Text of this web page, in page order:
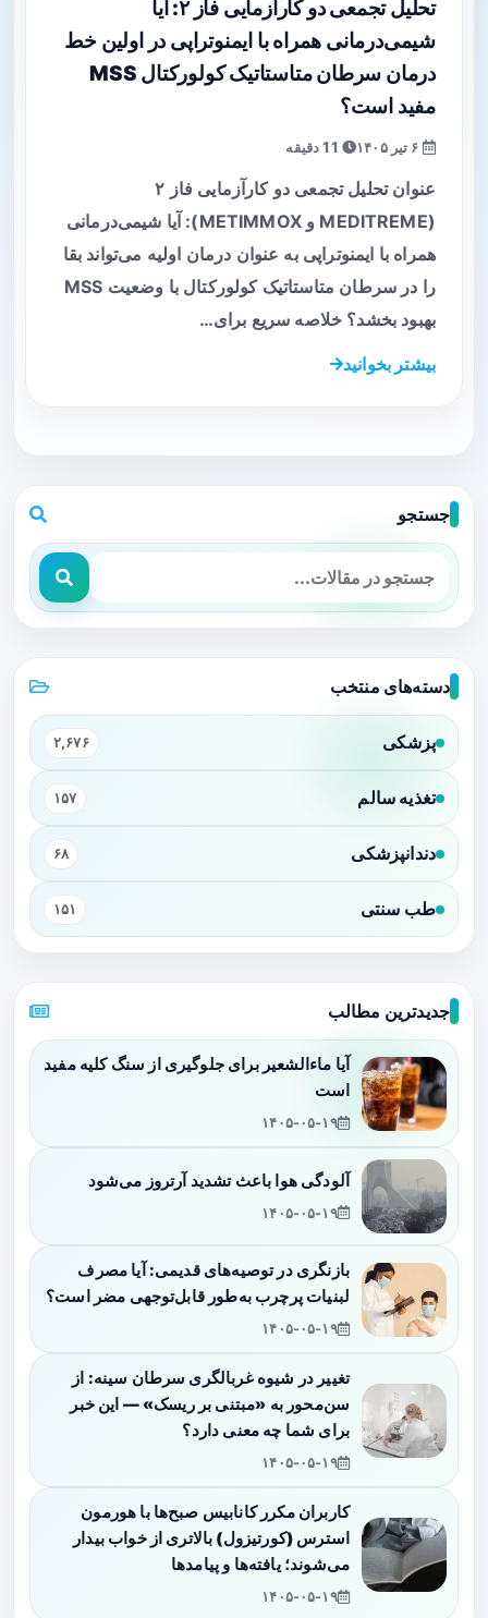
تحلیل تجمعی دو کارآزمایی فاز ۲: آیا
شیمی‌درمانی همراه با ایمنوتراپی در اولین خط
درمان سرطان متاستاتیک کولورکتال MSS
مفید است؟
عنوان تحلیل تجمعی دو کارآزمایی فاز ۲
(MEDITREME و METIMMOX): آیا شیمی‌درمانی
همراه با ایمنوتراپی به عنوان درمان اولیه می‌تواند بقا
را در سرطان متاستاتیک کولورکتال با وضعیت MSS
بهبود بخشد؟ خلاصه سریع برای…
بیشتر بخوانید
جستجو
دسته‌های منتخب
پزشکی ۲,۶۷۶
تغذیه سالم ۱۵۷
دندانپزشکی ۶۸
طب سنتی ۱۵۱
جدیدترین مطالب
آیا ماءالشعیر برای جلوگیری از سنگ کلیه مفید
است
۱۴۰۵-۰۵-۱۹
آلودگی هوا باعث تشدید آرتروز می‌شود
۱۴۰۵-۰۵-۱۹
بازنگری در توصیه‌های قدیمی: آیا مصرف
لبنیات پرچرب به‌طور قابل‌توجهی مضر است؟
۱۴۰۵-۰۵-۱۹
تغییر در شیوه غربالگری سرطان سینه: از
سن‌محور به «مبتنی بر ریسک» — این خبر
برای شما چه معنی دارد؟
۱۴۰۵-۰۵-۱۹
کاربران مکرر کانابیس صبح‌ها با هورمون
استرس (کورتیزول) بالاتری از خواب بیدار
می‌شوند؛ یافته‌ها و پیامدها
۱۴۰۵-۰۵-۱۹